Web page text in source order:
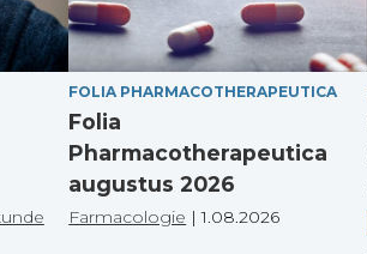
FOLIA PHARMACOTHERAPEUTICA
Folia
Pharmacotherapeutica
augustus 2026
Farmacologie |1.08.2026